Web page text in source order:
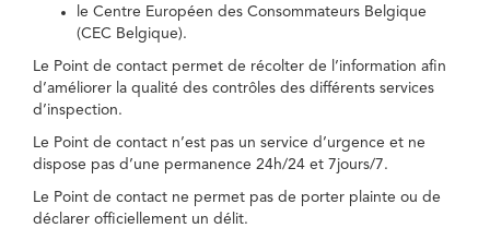
le Centre Européen des Consommateurs Belgique
(CEC Belgique).
Le Point de contact permet de récolter de l’information afin
d’améliorer la qualité des contrôles des différents services
d’inspection.
Le Point de contact n’est pas un service d’urgence et ne
dispose pas d’une permanence 24h/24 et 7jours/7.
Le Point de contact ne permet pas de porter plainte ou de
déclarer officiellement un délit.